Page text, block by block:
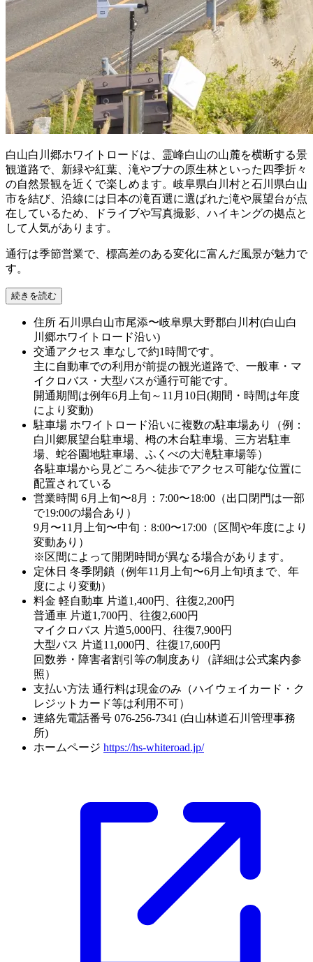
白山白川郷ホワイトロードは、霊峰白山の山麓を横断する景
観道路で、新緑や紅葉、滝やブナの原生林といった四季折々
の自然景観を近くで楽しめます。岐阜県白川村と石川県白山
市を結び、沿線には日本の滝百選に選ばれた滝や展望台が点
在しているため、ドライブや写真撮影、ハイキングの拠点と
して人気があります。
通行は季節営業で、標高差のある変化に富んだ風景が魅力で
す。
続きを読む
住所 石川県白山市尾添〜岐阜県大野郡白川村(白山白
川郷ホワイトロード沿い)
交通アクセス 車なしで約1時間です。
主に自動車での利用が前提の観光道路で、一般車・マ
イクロバス・大型バスが通行可能です。
開通期間は例年6月上旬～11月10日(期間・時間は年度
により変動)
駐車場 ホワイトロード沿いに複数の駐車場あり（例：
白川郷展望台駐車場、栂の木台駐車場、三方岩駐車
場、蛇谷園地駐車場、ふくべの大滝駐車場等）
各駐車場から見どころへ徒歩でアクセス可能な位置に
配置されている
営業時間 6月上旬〜8月：7:00〜18:00（出口閉門は一部
で19:00の場合あり）
9月〜11月上旬〜中旬：8:00〜17:00（区間や年度により
変動あり）
※区間によって開閉時間が異なる場合があります。
定休日 冬季閉鎖（例年11月上旬〜6月上旬頃まで、年
度により変動）
料金 軽自動車 片道1,400円、往復2,200円
普通車 片道1,700円、往復2,600円
マイクロバス 片道5,000円、往復7,900円
大型バス 片道11,000円、往復17,600円
回数券・障害者割引等の制度あり（詳細は公式案内参
照）
支払い方法 通行料は現金のみ（ハイウェイカード・ク
レジットカード等は利用不可）
連絡先電話番号 076-256-7341 (白山林道石川管理事務
所)
ホームページ https://hs-whiteroad.jp/